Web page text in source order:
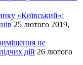
«Київський»:
25 лютого 2019,
не
дій 26 лютого